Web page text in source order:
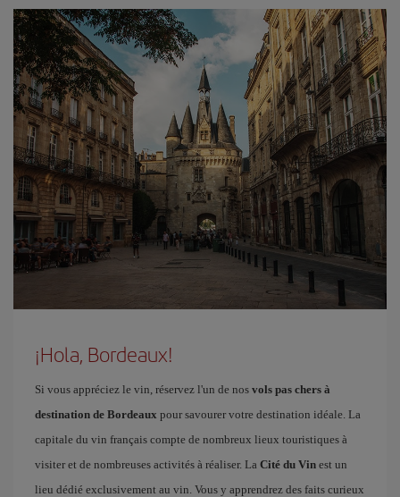
¡Hola, Bordeaux!
Si vous appréciez le vin, réservez l'un de nos vols pas chers à
destination de Bordeaux pour savourer votre destination idéale. La
capitale du vin français compte de nombreux lieux touristiques à
visiter et de nombreuses activités à réaliser. La Cité du Vin est un
lieu dédié exclusivement au vin. Vous y apprendrez des faits curieux